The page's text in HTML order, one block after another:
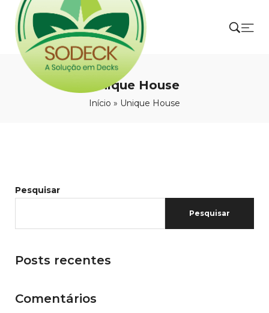
Unique House
Início » Unique House
Pesquisar
Pesquisar
Posts recentes
Comentários